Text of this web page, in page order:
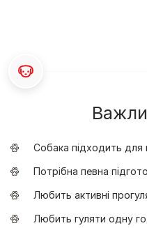
Собака підходить для
Потрібна певна
Любить активні
Любить гуляти одну